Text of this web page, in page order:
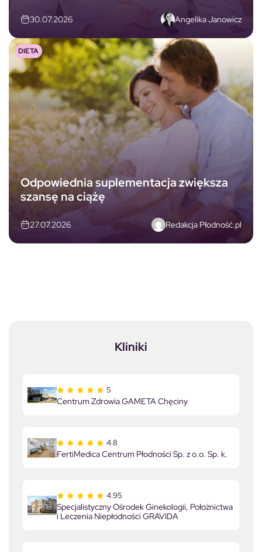
30.07.2026 Angelika Janowicz
Odpowiednia suplementacja zwiększa
szansę na ciążę
27.07.2026 Redakcja Płodność.pl
DIETA
Kliniki
5
Centrum Zdrowia GAMETA Chęciny
4.8
FertiMedica Centrum Płodności Sp. z o.o. Sp. k.
4.95
Specjalistyczny Ośrodek Ginekologii, Położnictwa
i Leczenia Niepłodności GRAVIDA